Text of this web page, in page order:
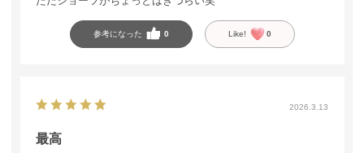
参考になった 0 Like! 0
2026.3.13
最高